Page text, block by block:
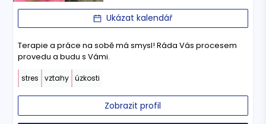
Ukázat kalendář
Terapie a práce na sobě má smysl! Ráda Vás procesem
provedu a budu s Vámi.
stres vztahy úzkosti
Zobrazit profil